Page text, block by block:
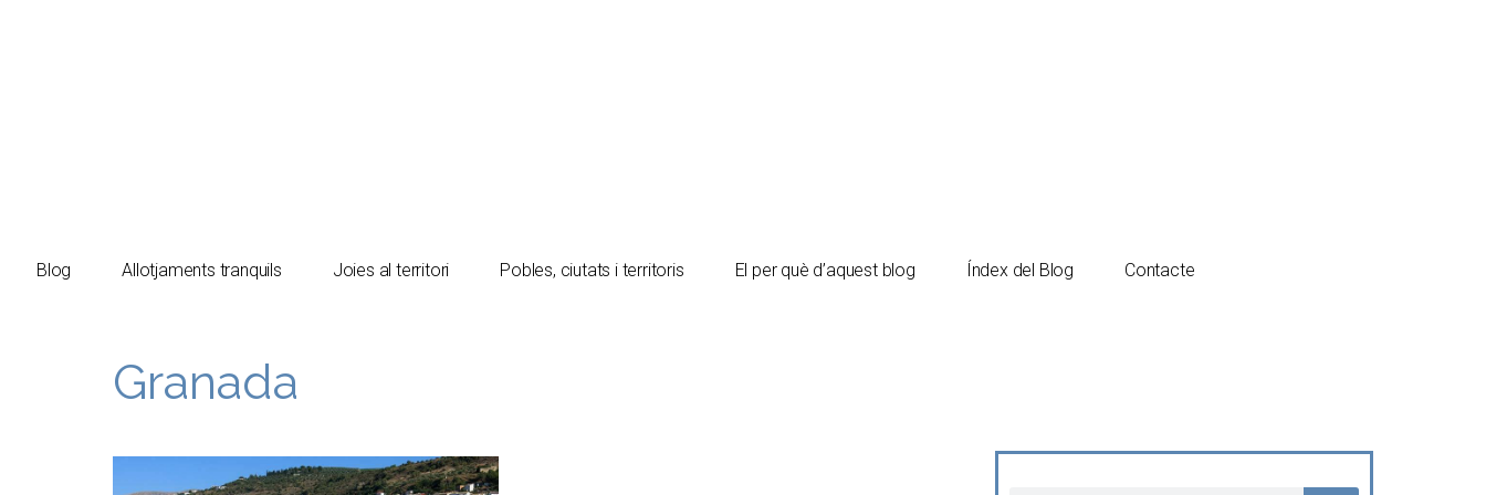
Blog Allotjaments tranquils Joies al territori Pobles, ciutats i territoris El per què d’aquest blog Índex del Blog Contacte
Granada